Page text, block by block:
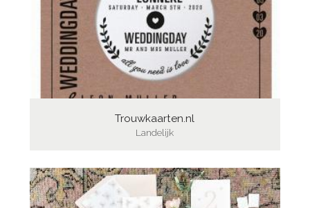
Trouwkaarten.nl
Landelijk